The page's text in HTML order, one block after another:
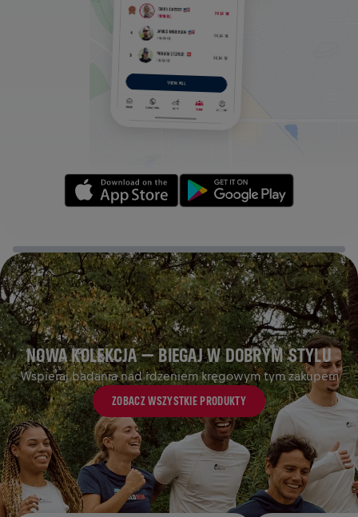
NOWA KOLEKCJA — BIEGAJ W DOBRYM STYLU
Wspieraj badania nad rdzeniem kręgowym tym zakupem
ZOBACZ WSZYSTKIE PRODUKTY